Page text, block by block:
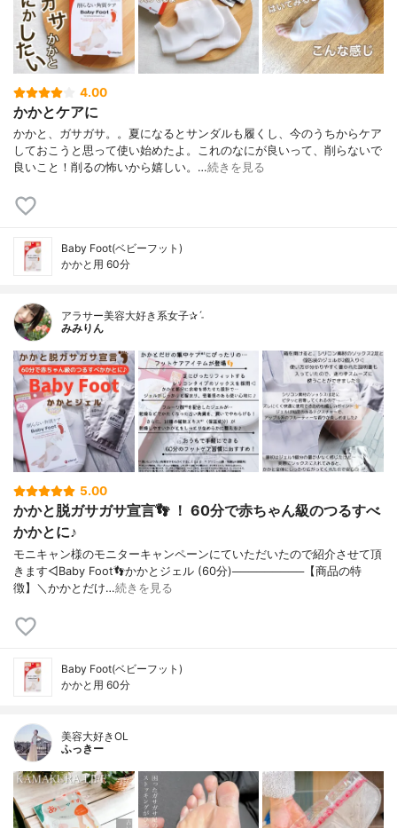
4.00
かかとケアに
かかと、ガサガサ。。夏になるとサンダルも履くし、今のうちからケア
しておこうと思って使い始めたよ。これのなにが良いって、削らないで
良いこと！削るの怖いから嬉しい。…続きを見る
Baby Foot(ベビーフット)
かかと用 60分
アラサー美容大好き系女子✰ˊ˗
みみりん
5.00
かかと脱ガサガサ宣言👣 ！ 60分で赤ちゃん級のつるすべ
かかとに♪
モニキャン様のモニターキャンペーンにていただいたので紹介させて頂
きます◁Baby Foot👣かかとジェル (60分)─────────【商品の特
徴】＼かかとだけ…続きを見る
Baby Foot(ベビーフット)
かかと用 60分
美容大好きOL
ふっきー